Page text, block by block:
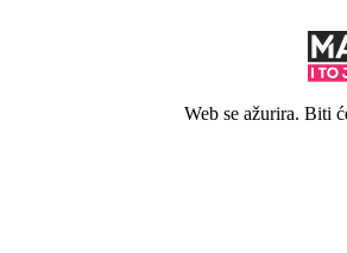
Web se ažurira. Biti